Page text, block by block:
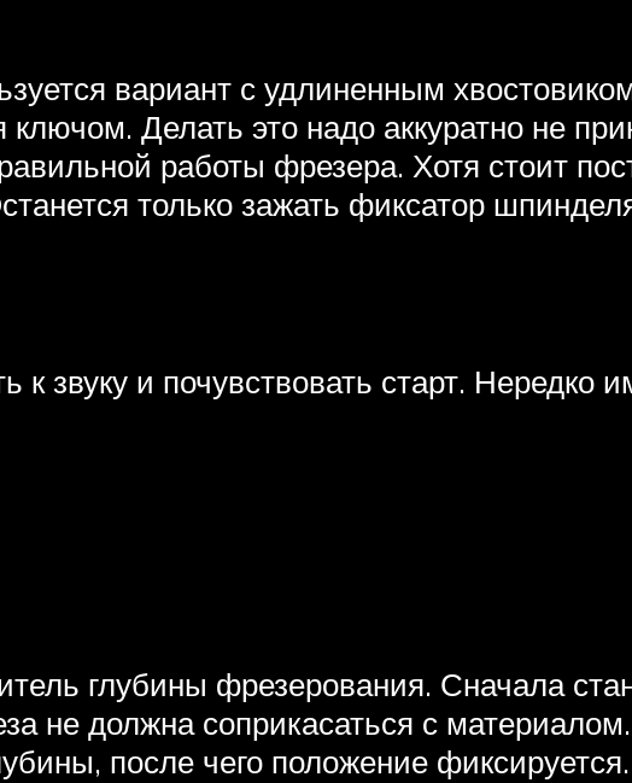
вариант с удлиненным
ключом. Делать это надо аккуратно не
работы фрезера. Хотя стоит
только зажать фиксатор
звуку и почувствовать старт. Нередко
глубины фрезерования. Сначала
не должна соприкасаться с
после чего положение фиксируется.